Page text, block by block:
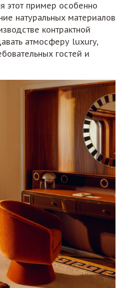
этот пример особенно
натуральных материалов
контрактной
атмосферу luxury,
гостей и